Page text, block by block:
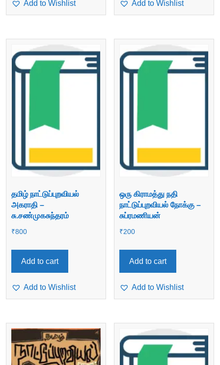
Add to Wishlist Add to Wishlist
தமிழ் நாட்டுப்புறவியல்
அகராதி –
சு.சண்முகசுந்தரம்
₹800
Add to cart
Add to Wishlist
ஒரு கிராமத்து நதி
நாட்டுப்புறவியல் நோக்கு –
சுப்ரமணியன்
₹200
Add to cart
Add to Wishlist